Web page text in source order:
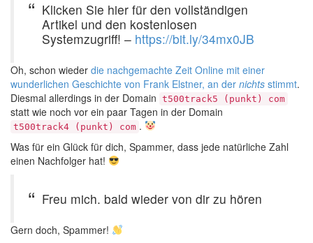
Klicken Sie hier für den vollständigen
Artikel und den kostenlosen
Systemzugriff! – https://bit.ly/34mx0JB
Oh, schon wieder die nachgemachte Zeit Online mit einer
wunderlichen Geschichte von Frank Elstner, an der nichts stimmt.
Diesmal allerdings in der Domain t500track5 (punkt) com
statt wie noch vor ein paar Tagen in der Domain
t500track4 (punkt) com .
Was für ein Glück für dich, Spammer, dass jede natürliche Zahl
einen Nachfolger hat!
Freu mich. bald wieder von dir zu hören
Gern doch, Spammer!